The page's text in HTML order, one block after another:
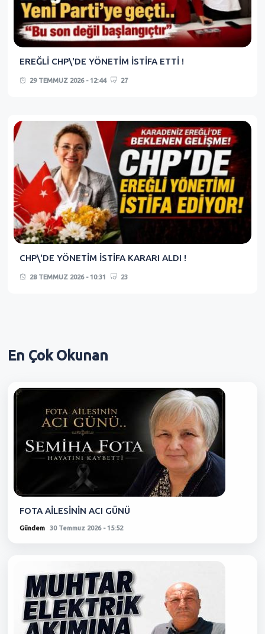
EREĞLİ CHP\'DE YÖNETİM İSTİFA ETTİ !
29 TEMMUZ 2026 - 12:44 27
CHP\'DE YÖNETİM İSTİFA KARARI ALDI !
28 TEMMUZ 2026 - 10:31 23
En ÇokOkunan
FOTA AİLESİNİN ACI GÜNÜ
Gündem 30 Temmuz 2026 - 15:52